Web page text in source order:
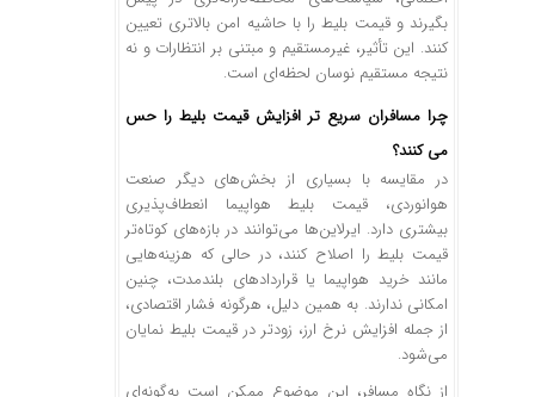
بگیرند و قیمت بلیط را با حاشیه امن بالاتری تعیین
کنند. این تأثیر، غیرمستقیم و مبتنی بر انتظارات و نه
نتیجه مستقیم نوسان لحظه‌ای است.
چرا مسافران سریع‌ تر افزایش قیمت بلیط را حس
می ‌کنند؟
در مقایسه با بسیاری از بخش‌های دیگر صنعت
هوانوردی، قیمت بلیط هواپیما انعطاف‌پذیری
بیشتری دارد. ایرلاین‌ها می‌توانند در بازه‌های کوتاه‌تر
قیمت بلیط را اصلاح کنند، در حالی که هزینه‌هایی
مانند خرید هواپیما یا قراردادهای بلندمدت، چنین
امکانی ندارند. به همین دلیل، هرگونه فشار اقتصادی،
از جمله افزایش نرخ ارز، زودتر در قیمت بلیط نمایان
می‌شود.
از نگاه مسافر، این موضوع ممکن است به‌گونه‌ای